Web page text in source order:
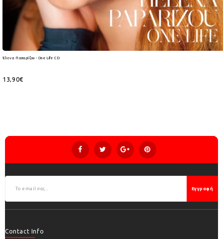
Έλενα Παπαρίζου - One Life CD
13,90€
Εγγραφή
Contact Info